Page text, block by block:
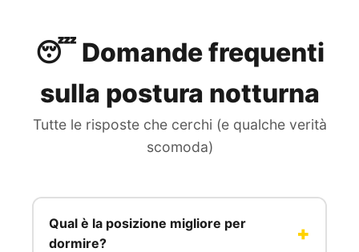
😴 Domande frequenti
sulla postura notturna
Tutte le risposte che cerchi (e qualche verità
scomoda)
Qual è la posizione migliore per
dormire?